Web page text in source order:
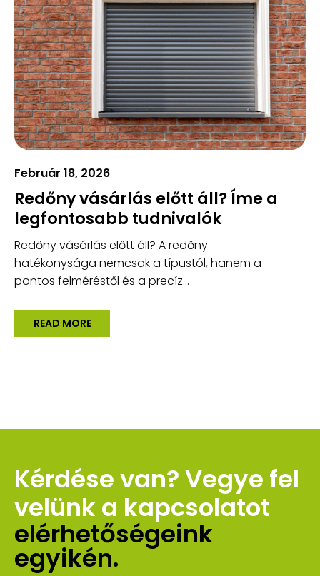
Február 18, 2026
Redőny vásárlás előtt áll? Íme a
legfontosabb tudnivalók
Redőny vásárlás előtt áll? A redőny
hatékonysága nemcsak a típustól, hanem a
pontos felméréstől és a precíz...
READ MORE
Kérdése van? Vegye fel
velünk a kapcsolatot
elérhetőségeink
egyikén.